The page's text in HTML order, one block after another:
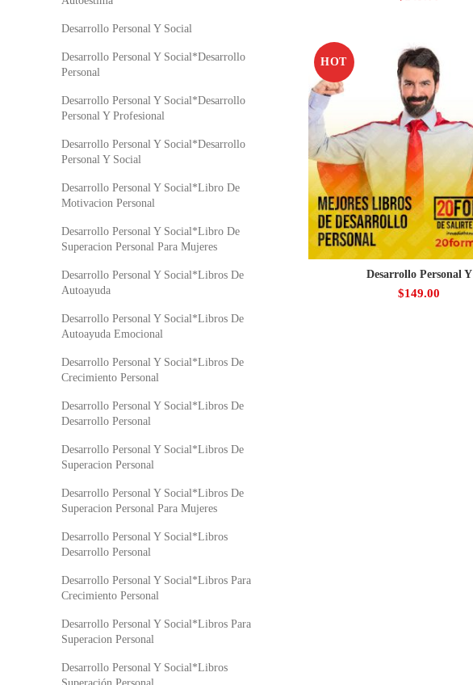
HOT
Desarrollo Personal Y
$149.00
Desarrollo Personal Y Social
Desarrollo Personal Y Social*Desarrollo
Personal
Desarrollo Personal Y Social*Desarrollo
Personal Y Profesional
Desarrollo Personal Y Social*Desarrollo
Personal Y Social
Desarrollo Personal Y Social*Libro De
Motivacion Personal
Desarrollo Personal Y Social*Libro De
Superacion Personal Para Mujeres
Desarrollo Personal Y Social*Libros De
Autoayuda
Desarrollo Personal Y Social*Libros De
Autoayuda Emocional
Desarrollo Personal Y Social*Libros De
Crecimiento Personal
Desarrollo Personal Y Social*Libros De
Desarrollo Personal
Desarrollo Personal Y Social*Libros De
Superacion Personal
Desarrollo Personal Y Social*Libros De
Superacion Personal Para Mujeres
Desarrollo Personal Y Social*Libros
Desarrollo Personal
Desarrollo Personal Y Social*Libros Para
Crecimiento Personal
Desarrollo Personal Y Social*Libros Para
Superacion Personal
Desarrollo Personal Y Social*Libros